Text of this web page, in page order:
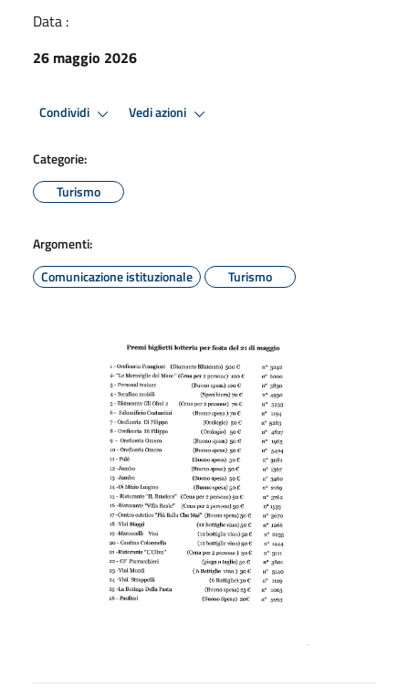
Data :
26 maggio 2026
Condividi Vedi azioni
Categorie:
Turismo
Argomenti:
Comunicazione istituzionale
Turismo